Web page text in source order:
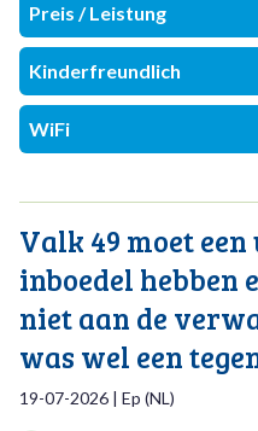
Preis / Leistung
Kinderfreundlich
WiFi
Valk 49 moet
inboedel hebben
niet aan de
was wel een
19-07-2026 | Ep (NL)